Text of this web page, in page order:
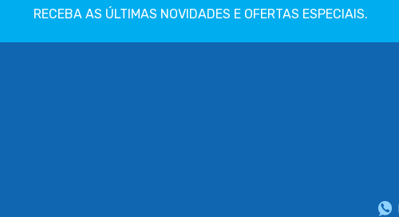
RECEBA AS ÚLTIMAS NOVIDADES E OFERTAS ESPECIAIS.